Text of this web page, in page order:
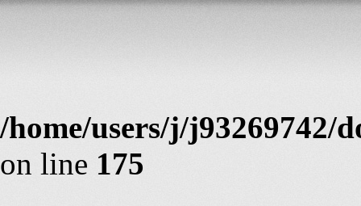
/home/users/j/j93269742/
on line 175